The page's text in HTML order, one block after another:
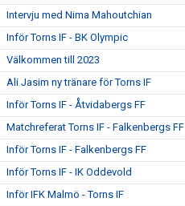
Intervju med Nima Mahoutchian
Inför Torns IF - BK Olympic
Välkommen till 2023
Ali Jasim ny tränare för Torns IF
Inför Torns IF - Åtvidabergs FF
Matchreferat Torns IF - Falkenbergs FF
Inför Torns IF - Falkenbergs FF
Inför Torns IF - IK Oddevold
Inför IFK Malmö - Torns IF